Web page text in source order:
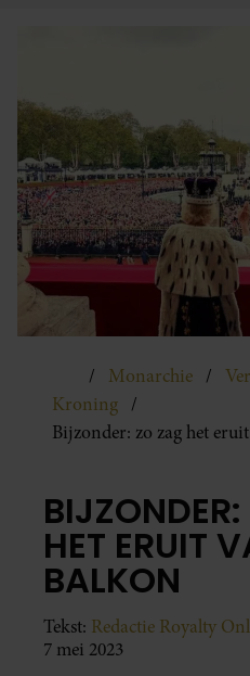
Monarchie
Kroning
Bijzonder: zo zag het
HET ERUIT
BALKON
Tekst: Redactie Royalty
7 mei 2023